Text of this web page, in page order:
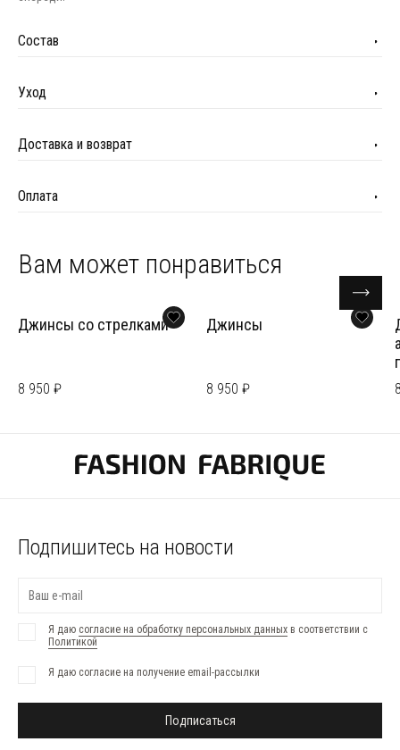
Состав
Уход
Доставка и возврат
Оплата
Вам может понравиться
Джинсы со стрелками
8 950 ₽
Джинсы
8 950 ₽
Подпишитесь на новости
Я даю согласие на обработку персональных данных в соответствии с
Политикой
Я даю согласие на получение email-рассылки
Подписаться